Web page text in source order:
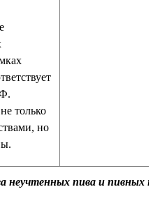
только
но
неучтенных пива и пивных